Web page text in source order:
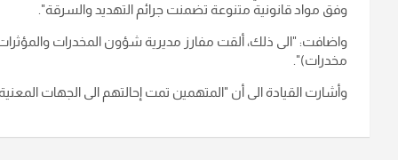
وفق مواد قانونية متنوعة تضمنت جرائم التهديد والسرقة".
مخدرات)".
وأشارت القيادة الى أن "المتهمين تمت إحالتهم الى الجهات